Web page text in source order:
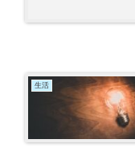
生活